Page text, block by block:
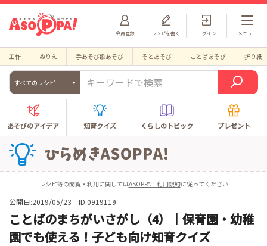
会員登録 ログイン
レシピを書く メニュー
工作 ぬりえ 手あそび歌あそび そとあそび ことばあそび 折り紙
すべてのレシピ
あそびのアイデア 知育クイズ くらしのトピック プレゼント
レシピ等の閲覧・利用に関してはASOPPA！利用規約に従ってください
公開日:2019/05/23 ID:0919119
ことばのまちがいさがし（4）｜保育園・幼稚
園でも使える！子ども向け知育クイズ